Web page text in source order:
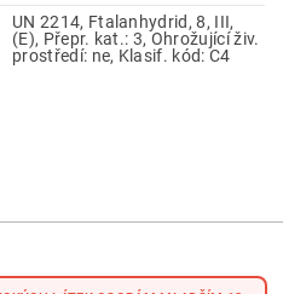
UN 2214, Ftalanhydrid, 8, III,
(E), Přepr. kat.: 3, Ohrožující živ.
prostředí: ne, Klasif. kód: C4